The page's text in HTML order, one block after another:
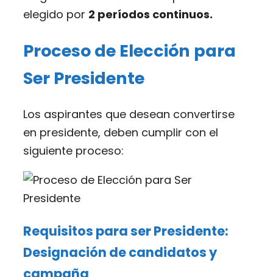
elegido por 2 períodos continuos.
Proceso de Elección para
Ser Presidente
Los aspirantes que desean convertirse
en presidente, deben cumplir con el
siguiente proceso:
Requisitos para ser Presidente:
Designación de candidatos y